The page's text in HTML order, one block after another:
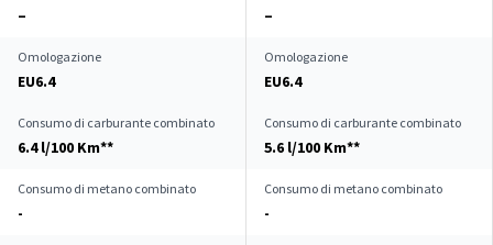
– –
Omologazione
EU6.4
Omologazione
EU6.4
Consumo di carburante combinato
6.4 l/100 Km**
Consumo di carburante combinato
5.6 l/100 Km**
Consumo di metano combinato
-
Consumo di metano combinato
-